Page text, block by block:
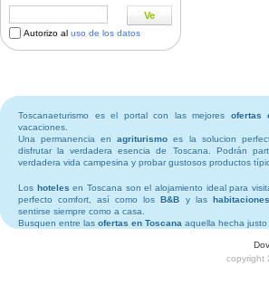
Ve
Autorizo al uso de los datos
Toscanaeturismo es el portal con las mejores ofertas
vacaciones.
Una permanencia enagriturismo es la solucion
disfrutar la verdadera esencia de Toscana. Podrán
verdadera vida campesina y probar gustosos productos
Los hoteles en Toscana son el alojamiento ideal para
perfecto comfort, así como losB&B y las
sentirse siempre como a casa.
Busquen entre las ofertas en Toscana aquella hecha
copyright